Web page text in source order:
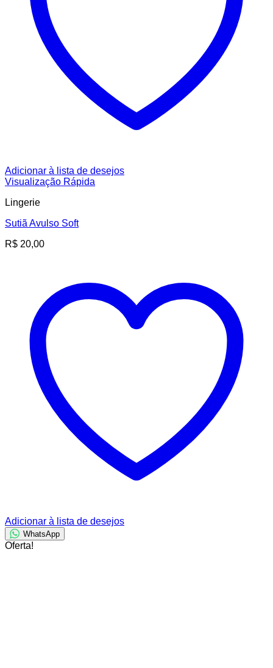
Adicionar à lista de desejos
Visualização Rápida
Lingerie
Sutiã Avulso Soft
R$ 20,00
Adicionar à lista de desejos
WhatsApp
Oferta!